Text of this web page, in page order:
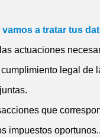
a tratar tus
actuaciones
legal de
que
impuestos oportunos..